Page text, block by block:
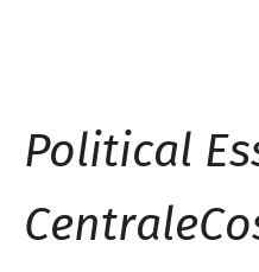
Political
Centrale